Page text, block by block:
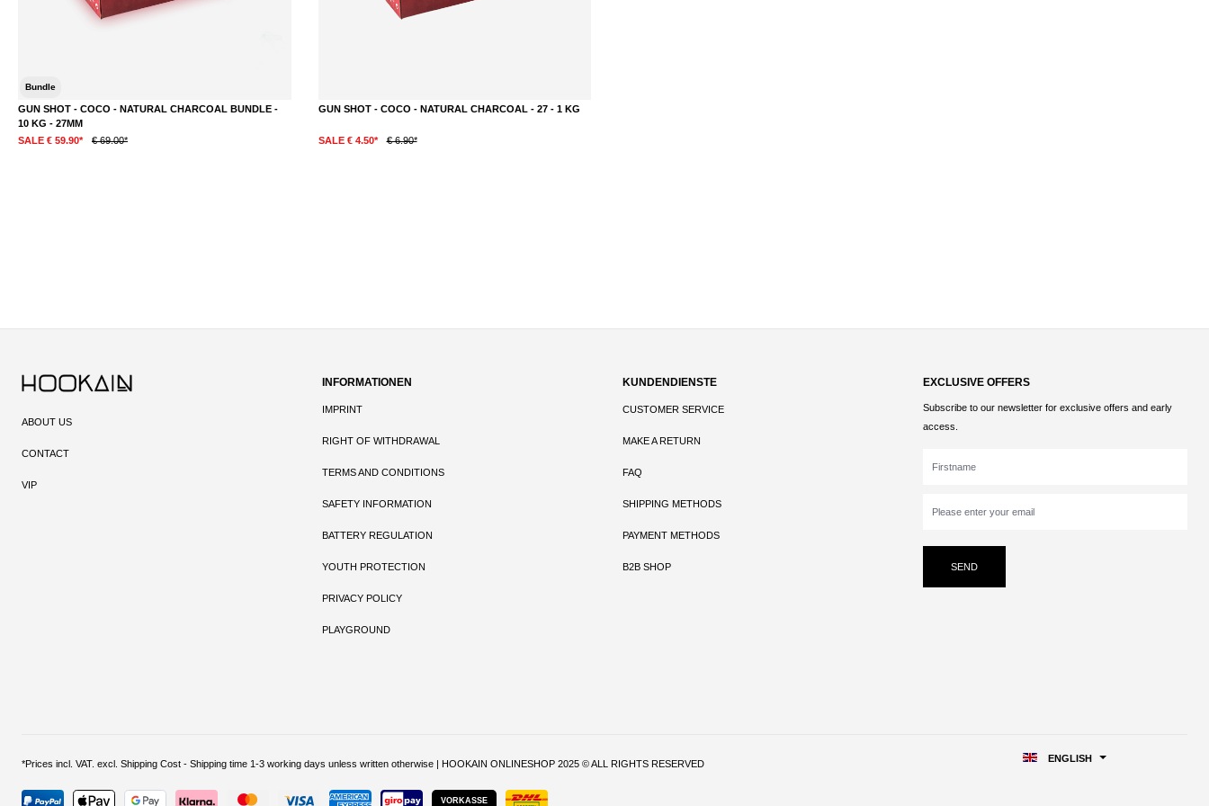
Bundle
GUN SHOT - COCO - NATURAL CHARCOAL BUNDLE -
10 KG - 27MM
SALE € 59.90*
€ 69.00*
GUN SHOT - COCO - NATURAL CHARCOAL - 27 - 1 KG
SALE € 4.50*
€ 6.90*
ABOUT US
CONTACT
VIP
INFORMATIONEN
IMPRINT
RIGHT OF WITHDRAWAL
TERMS AND CONDITIONS
SAFETY INFORMATION
BATTERY REGULATION
YOUTH PROTECTION
PRIVACY POLICY
PLAYGROUND
KUNDENDIENSTE
CUSTOMER SERVICE
MAKE A RETURN
FAQ
SHIPPING METHODS
PAYMENT METHODS
B2B SHOP
EXCLUSIVE OFFERS
Subscribe to our newsletter for exclusive offers and early
access.
SEND
*Prices incl. VAT. excl. Shipping Cost - Shipping time 1-3 working days unless written otherwise | HOOKAIN ONLINESHOP 2025 © ALL RIGHTS RESERVED
VORKASSE
ENGLISH